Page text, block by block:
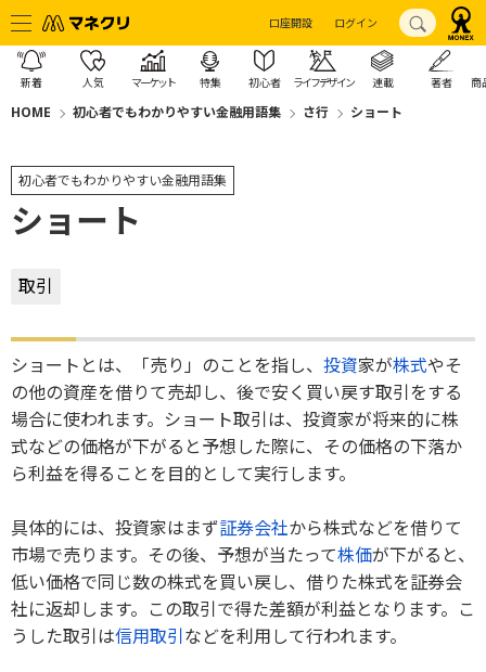
口座開設 ログイン
新着 人気 マーケット 特集 初心者 ライフデザイン 連載 著者 商
HOME 初心者でもわかりやすい金融用語集 さ行 ショート
初心者でもわかりやすい金融用語集
ショート
取引
ショートとは、「売り」のことを指し、 投資家が株式やそ
の他の資産を借りて売却し、後で安く買い戻す取引をする
場合に使われます。ショート取引は、投資家が将来的に株
式などの価格が下がると予想した際に、その価格の下落か
ら利益を得ることを目的として実行します。
具体的には、投資家はまず証券会社から株式などを借りて
市場で売ります。その後、予想が当たって株価が下がると、
低い価格で同じ数の株式を買い戻し、借りた株式を証券会
社に返却します。この取引で得た差額が利益となります。こ
うした取引は信用取引などを利用して行われます。